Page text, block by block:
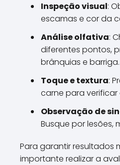
Inspeção visual:
escamas e cor da
Análise olfativa:
diferentes pontos,
brânquias e barriga.
Toque e textura:
carne para verificar
Observação de
Busque por lesões,
Para garantir resultados
importante realizar a